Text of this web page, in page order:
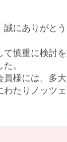
にありがとう
慎重に検討
。
様には、多
たりノッツ